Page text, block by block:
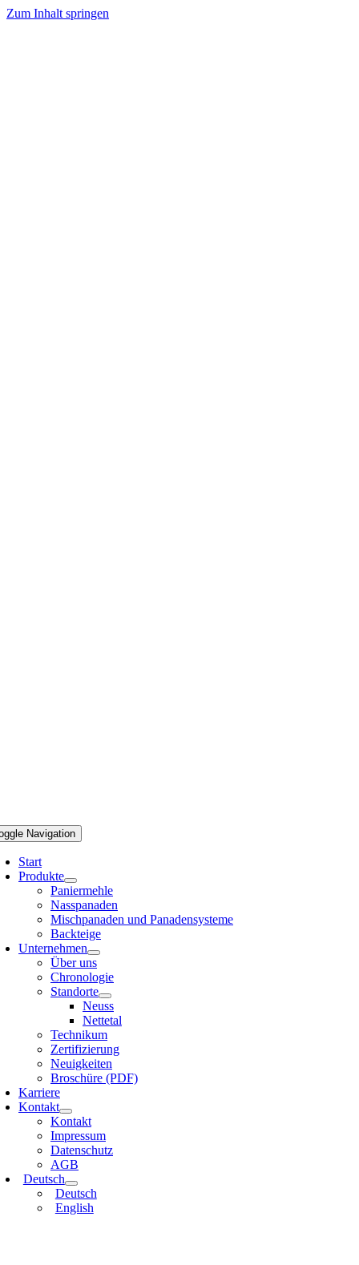
Zum Inhalt springen
Navigation
Start
Produkte
Paniermehle
Nasspanaden
Mischpanaden und Panadensysteme
Backteige
Unternehmen
Über uns
Chronologie
Standorte
Neuss
Nettetal
Technikum
Zertifizierung
Neuigkeiten
Broschüre (PDF)
Karriere
Kontakt
Kontakt
Impressum
Datenschutz
AGB
Deutsch
Deutsch
English